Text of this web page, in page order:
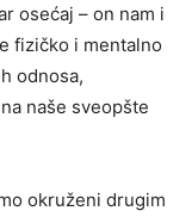
osećaj – on nam i
fizičko i mentalno
odnosa,
naše sveopšte
okruženi drugim